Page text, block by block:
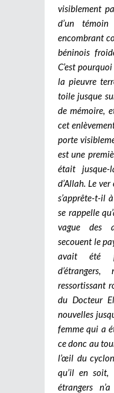
visiblement
d’un
encombrant
béninois
C’est
la pieuvre
toile jusque
de mémoire,
cet
porte
est une
était
d’Allah. Le
s’apprête-t-il
se rappelle
vague des
secouent le
avait été
ressortissant
du Docteur
nouvelles
femme qui a
ce donc au
l’œil du
qu’il en soit,
étrangers